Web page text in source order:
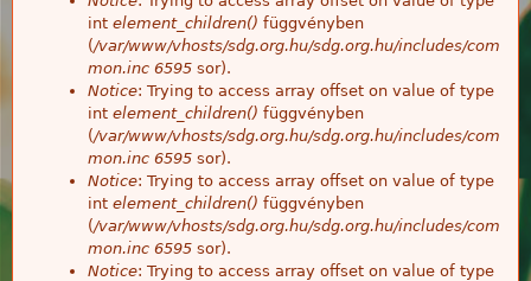
int element_children() függvényben
(/var/www/vhosts/sdg.org.hu/sdg.org.hu/includes/com
mon.inc 6595 sor).
Notice: Trying to access array offset on value of type
int element_children() függvényben
(/var/www/vhosts/sdg.org.hu/sdg.org.hu/includes/com
mon.inc 6595 sor).
Notice: Trying to access array offset on value of type
int element_children() függvényben
(/var/www/vhosts/sdg.org.hu/sdg.org.hu/includes/com
mon.inc 6595 sor).
Notice: Trying to access array offset on value of type